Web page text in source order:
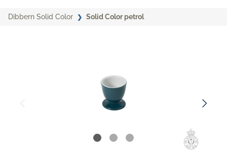
Dibbern Solid Color Solid Color petrol